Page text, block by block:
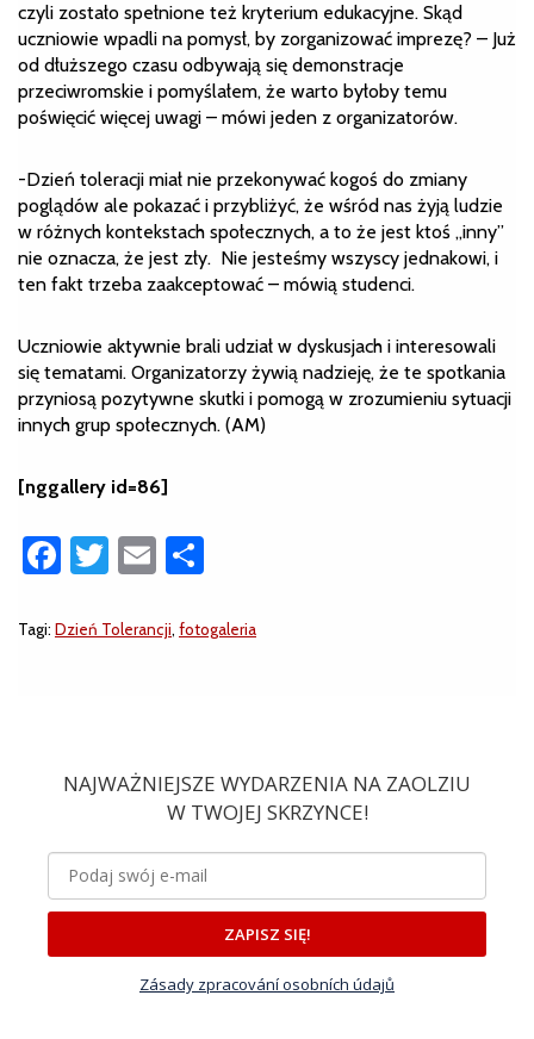
czyli zostało spełnione też kryterium edukacyjne. Skąd
uczniowie wpadli na pomysł, by zorganizować imprezę? – Już
od dłuższego czasu odbywają się demonstracje
przeciwromskie i pomyślałem, że warto byłoby temu
poświęcić więcej uwagi – mówi jeden z organizatorów.
-Dzień toleracji miał nie przekonywać kogoś do zmiany
poglądów ale pokazać i przybliżyć, że wśród nas żyją ludzie
w różnych kontekstach społecznych, a to że jest ktoś „inny”
nie oznacza, że jest zły. Nie jesteśmy wszyscy jednakowi, i
ten fakt trzeba zaakceptować – mówią studenci.
Uczniowie aktywnie brali udział w dyskusjach i interesowali
się tematami. Organizatorzy żywią nadzieję, że te spotkania
przyniosą pozytywne skutki i pomogą w zrozumieniu sytuacji
innych grup społecznych. (AM)
[nggallery id=86]
Facebook
Twitter
Email
Tagi: Dzień Tolerancji, fotogaleria
NAJWAŻNIEJSZE WYDARZENIA NA ZAOLZIU
W TWOJEJ SKRZYNCE!
ZAPISZ SIĘ!
Zásady zpracování osobních údajů